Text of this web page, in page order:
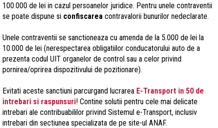
100.000 de lei in cazul persoanelor juridice. Pentru unele contraventii
se poate dispune si confiscarea contravalorii bunurilor nedeclarate.
Unele contraventii se sanctioneaza cu amenda de la 5.000 de lei la
10.000 de lei (nerespectarea obligatiilor conducatorului auto de a
prezenta codul UIT organelor de control sau a celor privind
pornirea/oprirea dispozitivului de pozitionare).
Evitati aceste sanctiuni parcurgand lucrarea E-Transport in 50 de
intrebari si raspunsuri! Contine solutii pentru cele mai delicate
intrebari ale contribuabililor privind Sistemul e-Transport, inclusiv
intrebari din sectiunea specializata de pe site-ul ANAF.